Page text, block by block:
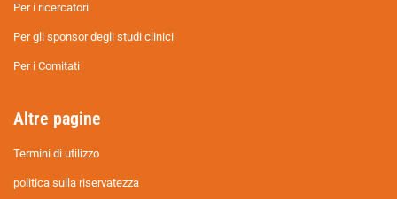
Per i ricercatori
Per gli sponsor degli studi clinici
Per i Comitati
Altre pagine
Termini di utilizzo
politica sulla riservatezza